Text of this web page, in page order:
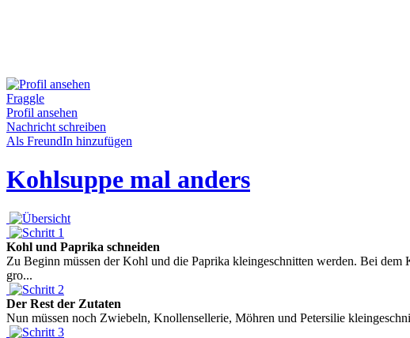
Fraggle
Profil ansehen
Nachricht schreiben
Als FreundIn hinzufügen
Kohlsuppe mal anders
Kohl und Paprika schneiden
Zu Beginn müssen der Kohl und die Paprika kleingeschnitten werden. Bei
gro...
Der Rest der Zutaten
Nun müssen noch Zwiebeln, Knollensellerie, Möhren und Petersilie